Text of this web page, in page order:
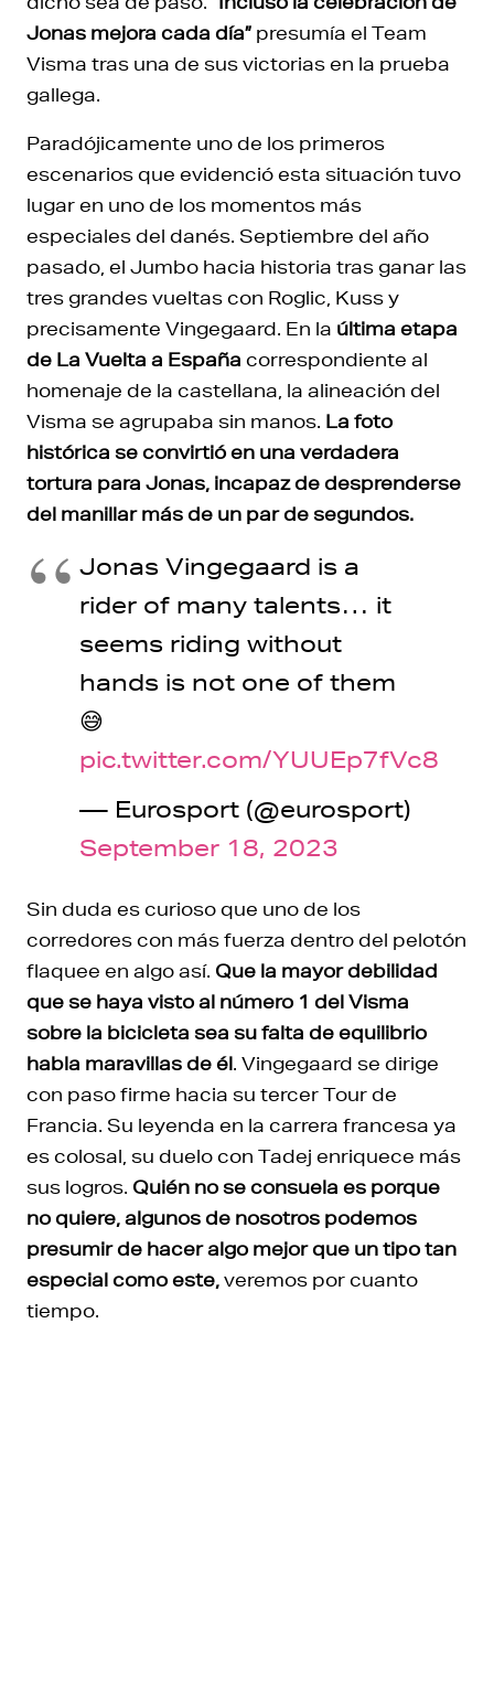
Jonas mejora cada día” presumía el Team
Visma tras una de sus victorias en la prueba
gallega.
Paradójicamente uno de los primeros
escenarios que evidenció esta situación tuvo
lugar en uno de los momentos más
especiales del danés. Septiembre del año
pasado, el Jumbo hacia historia tras ganar las
tres grandes vueltas con Roglic, Kuss y
precisamente Vingegaard. En la última etapa
de La Vuelta a España correspondiente al
homenaje de la castellana, la alineación del
Visma se agrupaba sin manos. La foto
histórica se convirtió en una verdadera
tortura para Jonas, incapaz de desprenderse
del manillar más de un par de segundos.
Jonas Vingegaard is a
rider of many talents… it
seems riding without
hands is not one of them
😅
pic.twitter.com/YUUEp7fVc8
— Eurosport (@eurosport)
September 18, 2023
Sin duda es curioso que uno de los
corredores con más fuerza dentro del pelotón
flaquee en algo así. Que la mayor debilidad
que se haya visto al número 1 del Visma
sobre la bicicleta sea su falta de equilibrio
habla maravillas de él. Vingegaard se dirige
con paso firme hacia su tercer Tour de
Francia. Su leyenda en la carrera francesa ya
es colosal, su duelo con Tadej enriquece más
sus logros. Quién no se consuela es porque
no quiere, algunos de nosotros podemos
presumir de hacer algo mejor que un tipo tan
especial como este,veremos por cuanto
tiempo.